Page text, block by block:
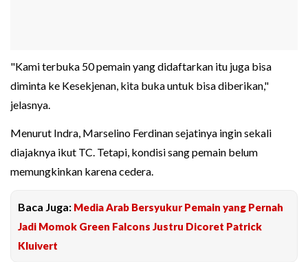
"Kami terbuka 50 pemain yang didaftarkan itu juga bisa
diminta ke Kesekjenan, kita buka untuk bisa diberikan,"
jelasnya.
Menurut Indra, Marselino Ferdinan sejatinya ingin sekali
diajaknya ikut TC. Tetapi, kondisi sang pemain belum
memungkinkan karena cedera.
Baca Juga: Media Arab Bersyukur Pemain yang Pernah
Jadi Momok Green Falcons Justru Dicoret Patrick
Kluivert